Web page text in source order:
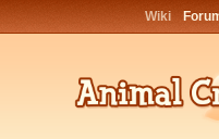
Wiki